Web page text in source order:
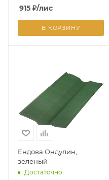
915 ₽/лис
В КОРЗИНУ
Ендова Ондулин,
зеленый
Достаточно